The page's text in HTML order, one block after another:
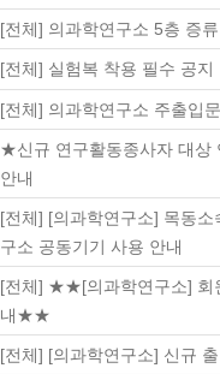
[전체] 의과학연구소 5층 증
[전체] 실험복 착용 필수 공지
[전체] 의과학연구소 주출입
★신규 연구활동종사자 대상
안내
[전체] [의과학연구소] 목동
구소 공동기기 사용 안내
[전체] ★★[의과학연구소] 회
내★★
[전체] [의과학연구소] 신규